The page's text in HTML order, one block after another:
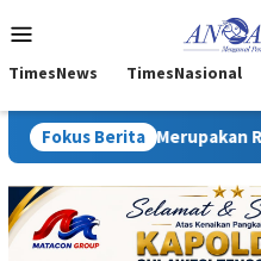
ke
Mobile
TimesNews TimesNasional
Fokus Berita
Ranah APH dan